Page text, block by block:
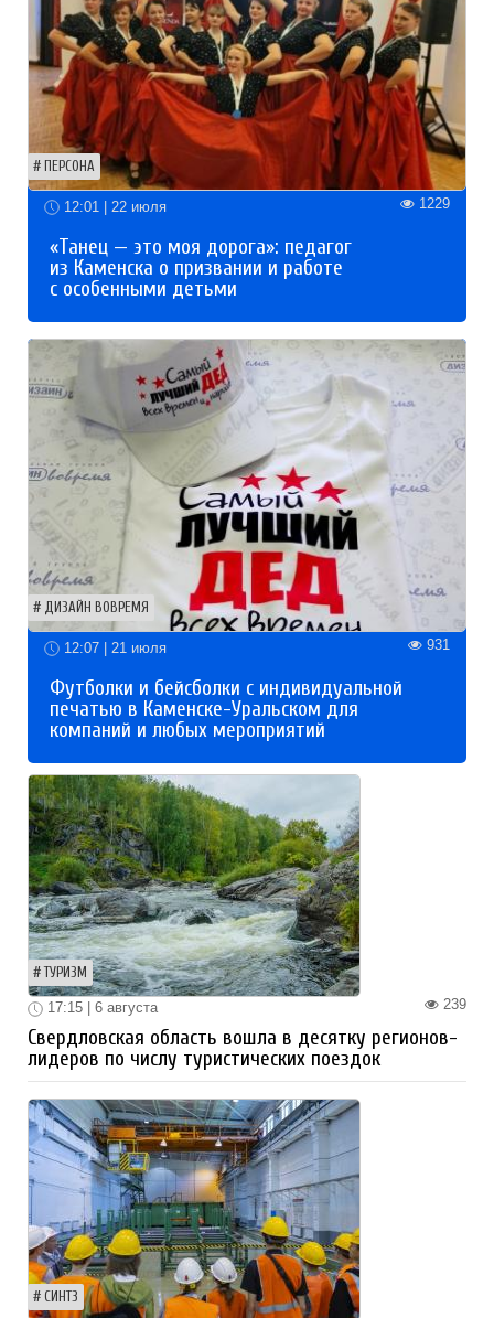
ПЕРСОНА
12:01 | 22 июля 1229
«Танец — это моя дорога»: педагог
из Каменска о призвании и работе
с особенными детьми
ДИЗАЙН ВОВРЕМЯ
12:07 | 21 июля 931
Футболки и бейсболки с индивидуальной
печатью в Каменске-Уральском для
компаний и любых мероприятий
ТУРИЗМ
239
17:15 | 6 августа
Свердловская область вошла в десятку регионов-
лидеров по числу туристических поездок
СИНТЗ